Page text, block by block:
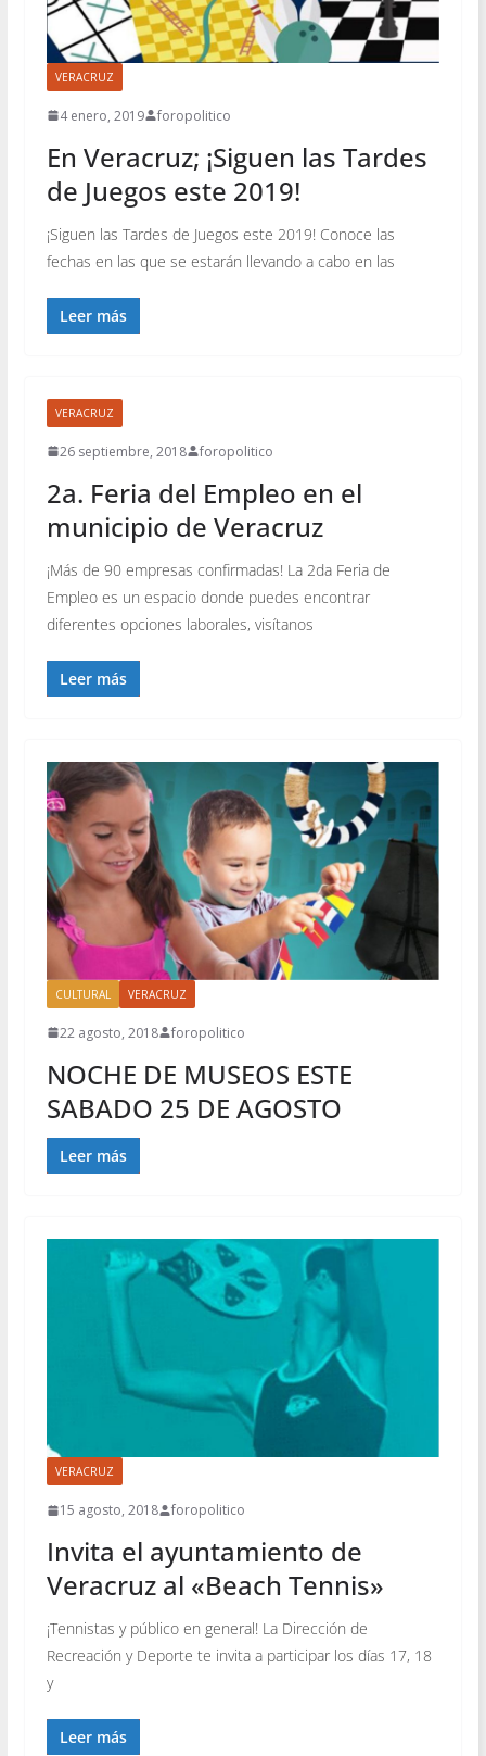
VERACRUZ
4 enero, 2019 foropolitico
En Veracruz; ¡Siguen las Tardes
de Juegos este 2019!
¡Siguen las Tardes de Juegos este 2019! Conoce las
fechas en las que se estarán llevando a cabo en las
Leer más
VERACRUZ
26 septiembre, 2018 foropolitico
2a. Feria del Empleo en el
municipio de Veracruz
¡Más de 90 empresas confirmadas! La 2da Feria de
Empleo es un espacio donde puedes encontrar
diferentes opciones laborales, visítanos
Leer más
CULTURAL VERACRUZ
22 agosto, 2018 foropolitico
NOCHE DE MUSEOS ESTE
SABADO 25 DE AGOSTO
Leer más
VERACRUZ
15 agosto, 2018 foropolitico
Invita el ayuntamiento de
Veracruz al «Beach Tennis»
¡Tennistas y público en general! La Dirección de
Recreación y Deporte te invita a participar los días 17, 18
y
Leer más